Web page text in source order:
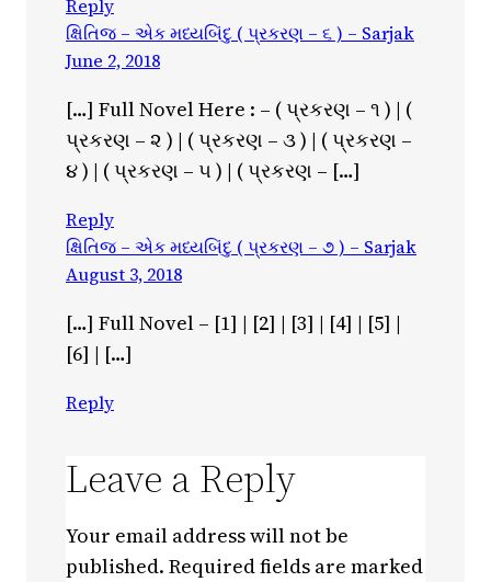
Reply
ક્ષિતિજ – એક મધ્યબિંદુ ( પ્રકરણ – ૬ ) – Sarjak
June 2, 2018
[…] Full Novel Here : – ( પ્રકરણ – ૧ ) | (
પ્રકરણ – ૨ ) | ( પ્રકરણ – ૩ ) | ( પ્રકરણ –
૪ ) | ( પ્રકરણ – ૫ ) | ( પ્રકરણ – […]
Reply
ક્ષિતિજ – એક મધ્યબિંદુ ( પ્રકરણ – ૭ ) – Sarjak
August 3, 2018
[…] Full Novel – [1] | [2] | [3] | [4] | [5] |
[6] | […]
Reply
Leave a Reply
Your email address will not be
published. Required fields are marked